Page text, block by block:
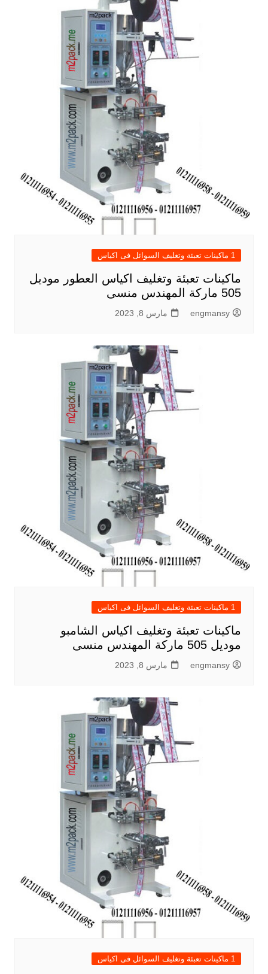
1 ماكينات تعبئة وتغليف السوائل فى اكياس
ماكينات تعبئة وتغليف اكياس العطور موديل
505 ماركة المهندس منسى
engmansy مارس 8, 2023
1 ماكينات تعبئة وتغليف السوائل فى اكياس
ماكينات تعبئة وتغليف اكياس الشامبو
موديل 505 ماركة المهندس منسى
engmansy مارس 8, 2023
1 ماكينات تعبئة وتغليف السوائل فى اكياس